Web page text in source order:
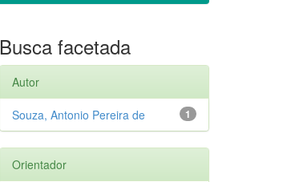
Busca facetada
Autor
1
Souza, Antonio Pereira de
Orientador